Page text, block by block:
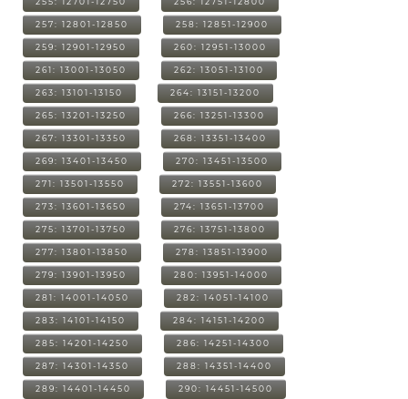
257: 12801-12850 258: 12851-12900
259: 12901-12950 260: 12951-13000
261: 13001-13050 262: 13051-13100
263: 13101-13150 264: 13151-13200
265: 13201-13250 266: 13251-13300
267: 13301-13350 268: 13351-13400
269: 13401-13450 270: 13451-13500
271: 13501-13550 272: 13551-13600
273: 13601-13650 274: 13651-13700
275: 13701-13750 276: 13751-13800
277: 13801-13850 278: 13851-13900
279: 13901-13950 280: 13951-14000
281: 14001-14050 282: 14051-14100
283: 14101-14150 284: 14151-14200
285: 14201-14250 286: 14251-14300
287: 14301-14350 288: 14351-14400
289: 14401-14450 290: 14451-14500